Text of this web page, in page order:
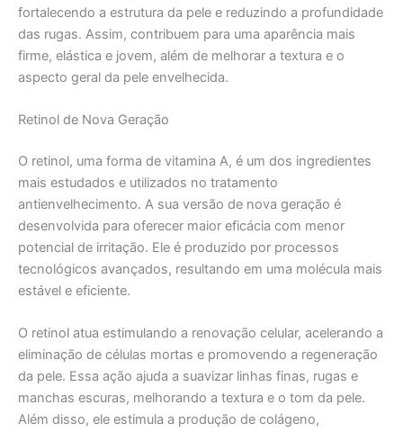
fortalecendo a estrutura da pele e reduzindo a profundidade
das rugas. Assim, contribuem para uma aparência mais
firme, elástica e jovem, além de melhorar a textura e o
aspecto geral da pele envelhecida.
Retinol de Nova Geração
O retinol, uma forma de vitamina A, é um dos ingredientes
mais estudados e utilizados no tratamento
antienvelhecimento. A sua versão de nova geração é
desenvolvida para oferecer maior eficácia com menor
potencial de irritação. Ele é produzido por processos
tecnológicos avançados, resultando em uma molécula mais
estável e eficiente.
O retinol atua estimulando a renovação celular, acelerando a
eliminação de células mortas e promovendo a regeneração
da pele. Essa ação ajuda a suavizar linhas finas, rugas e
manchas escuras, melhorando a textura e o tom da pele.
Além disso, ele estimula a produção de colágeno,